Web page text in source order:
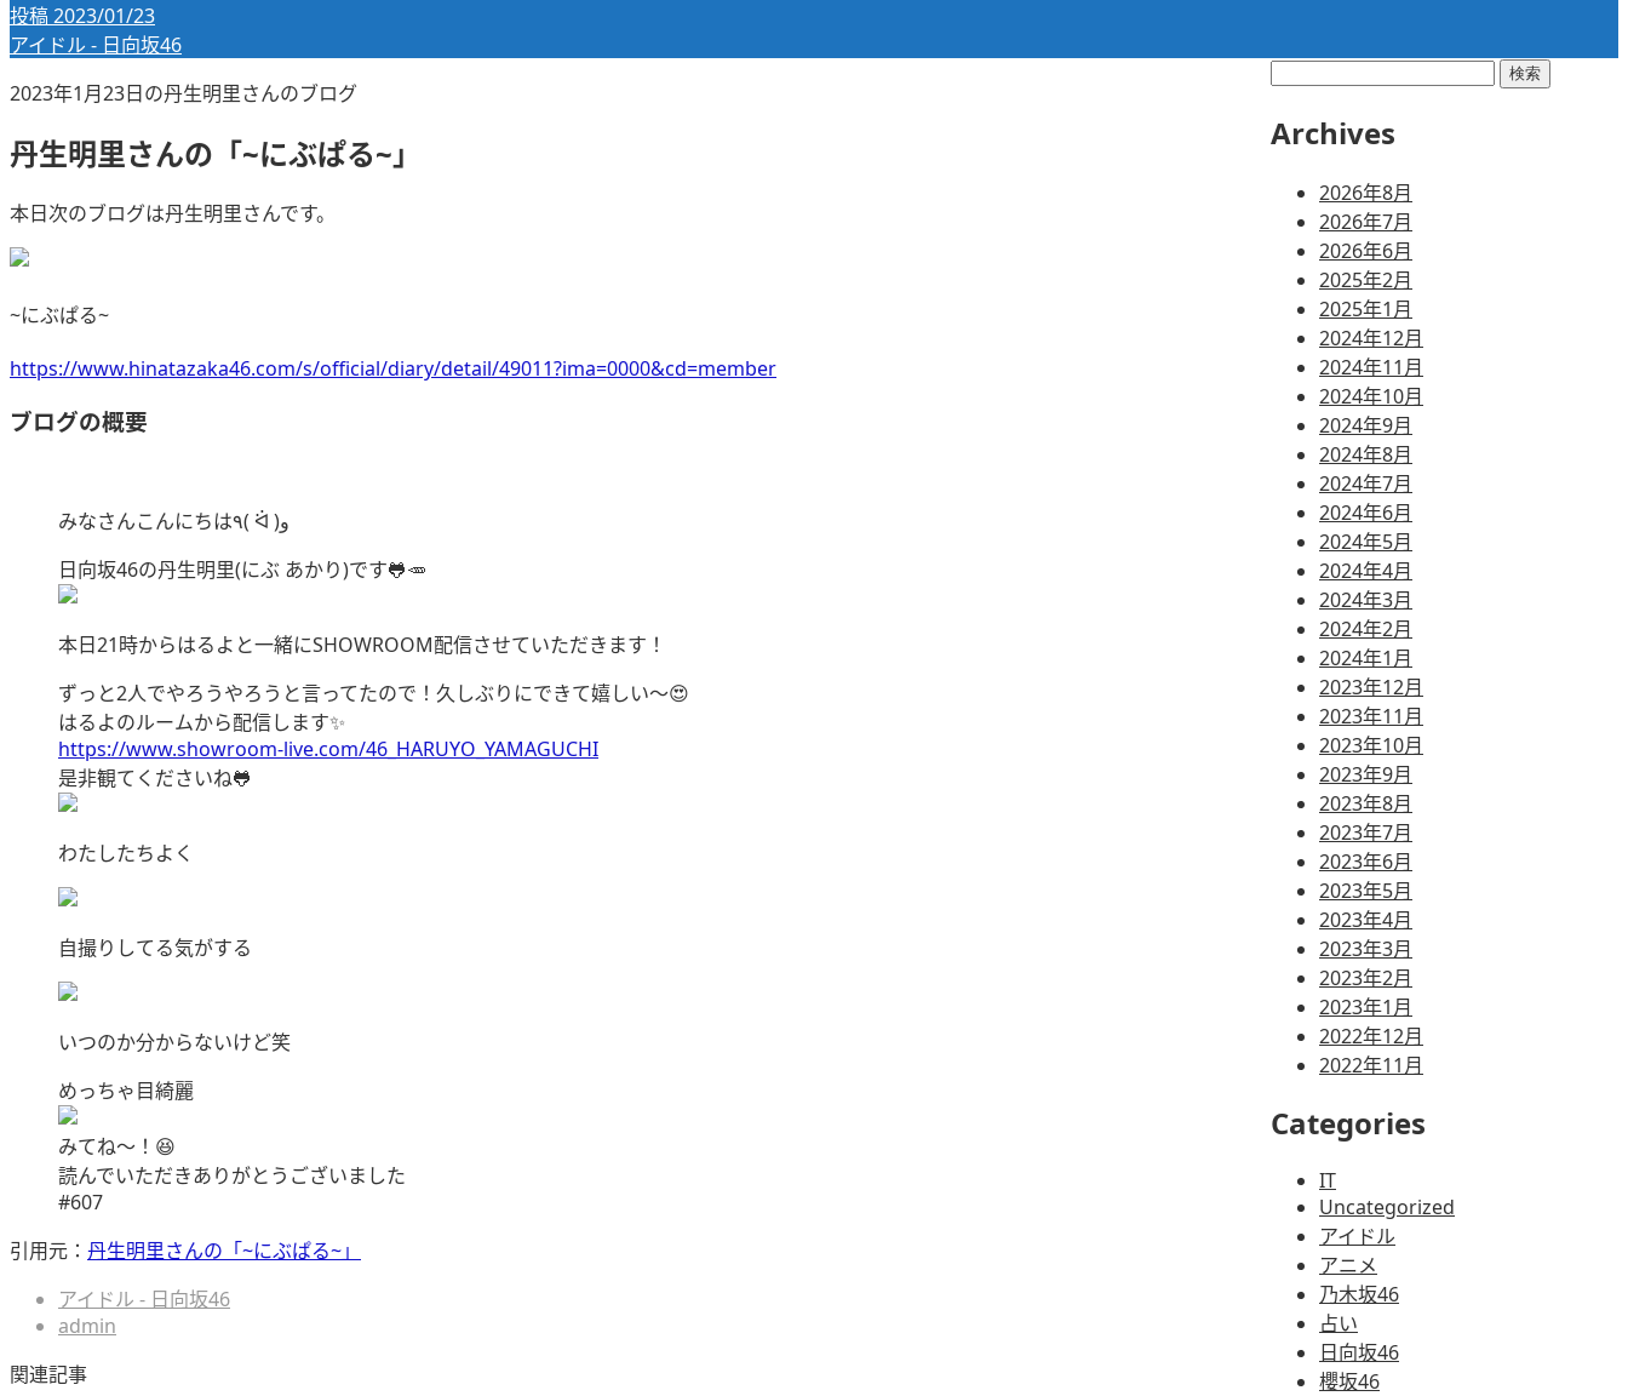
投稿 2023/01/23
アイドル - 日向坂46
2023年1月23日の丹生明里さんのブログ
丹生明里さんの「~にぶぱる~」
本日次のブログは丹生明里さんです。
~にぶぱる~
https://www.hinatazaka46.com/s/official/diary/detail/49011?ima=0000&cd=member
ブログの概要
みなさんこんにちは٩( ᐛ )و
日向坂46の丹生明里(にぶ あかり)です🐸🥕
本日21時からはるよと一緒にSHOWROOM配信させていただきます！
ずっと2人でやろうやろうと言ってたので！久しぶりにできて嬉しい〜😍
はるよのルームから配信します✨
https://www.showroom-live.com/46_HARUYO_YAMAGUCHI
是非観てくださいね🐸
わたしたちよく
自撮りしてる気がする
いつのか分からないけど笑
めっちゃ目綺麗
みてね〜！😆
読んでいただきありがとうございました
#607
引用元： 丹生明里さんの「~にぶぱる~」
アイドル - 日向坂46
admin
関連記事
Archives
2026年8月
2026年7月
2026年6月
2025年2月
2025年1月
2024年12月
2024年11月
2024年10月
2024年9月
2024年8月
2024年7月
2024年6月
2024年5月
2024年4月
2024年3月
2024年2月
2024年1月
2023年12月
2023年11月
2023年10月
2023年9月
2023年8月
2023年7月
2023年6月
2023年5月
2023年4月
2023年3月
2023年2月
2023年1月
2022年12月
2022年11月
Categories
IT
Uncategorized
アイドル
アニメ
乃木坂46
占い
日向坂46
櫻坂46